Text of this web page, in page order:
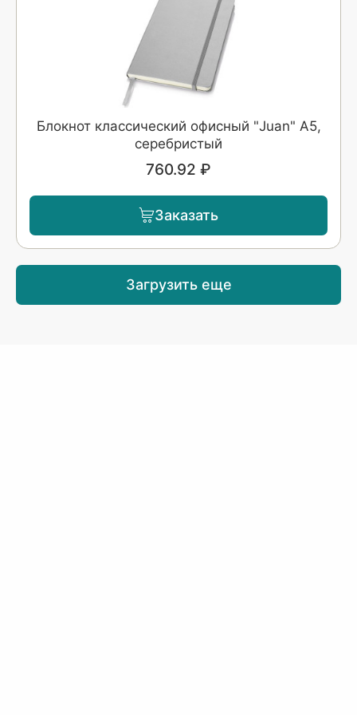
Блокнот классический офисный "Juan" А5,
серебристый
760.92 ₽
Заказать
Загрузить еще